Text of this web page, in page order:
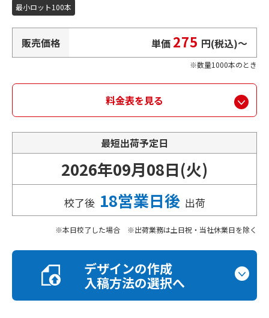
最小ロット100本
販売価格 単価 275 円(税込)〜
数量1000本のとき
料金表を見る
最短出荷予定日
2026年09月08日(火)
校了後 18営業日後 出荷
本日校了した場合 ※出荷業務は土日祝・当社休業日を除く
デザインの作成
入稿方法の選択へ